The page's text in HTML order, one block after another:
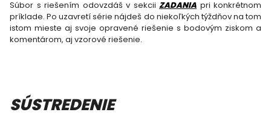
Súbor s riešením odovzdáš v sekcii ZADANIA pri konkrétnom
príklade. Po uzavretí série nájdeš do niekoľkých týždňov na tom
istom mieste aj svoje opravené riešenie s bodovým ziskom a
komentárom, aj vzorové riešenie.
SÚSTREDENIE